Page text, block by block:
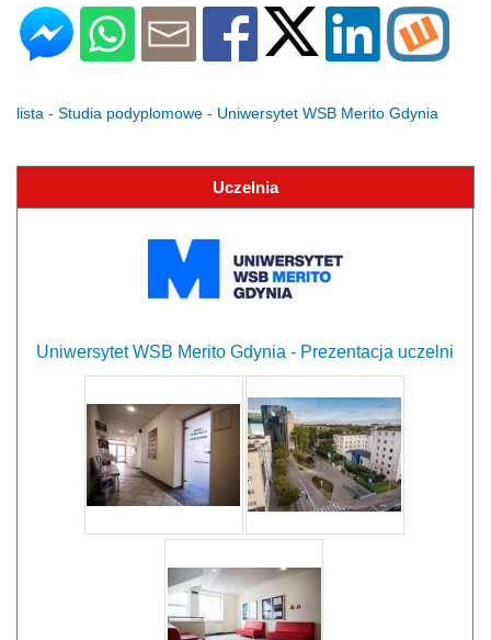
lista - Studia podyplomowe - Uniwersytet WSB Merito Gdynia
Uczelnia
Uniwersytet WSB Merito Gdynia - Prezentacja uczelni